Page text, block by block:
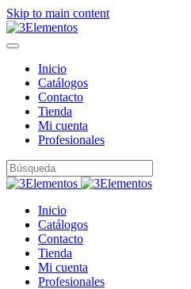
Skip to main content
Inicio
Catálogos
Contacto
Tienda
Mi cuenta
Profesionales
Inicio
Catálogos
Contacto
Tienda
Mi cuenta
Profesionales